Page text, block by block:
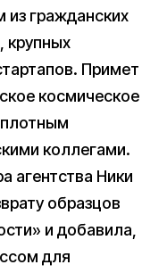
из гражданских
крупных
Примет
космическое
плотным
коллегами.
агентства Ники
образцов
и добавила,
для